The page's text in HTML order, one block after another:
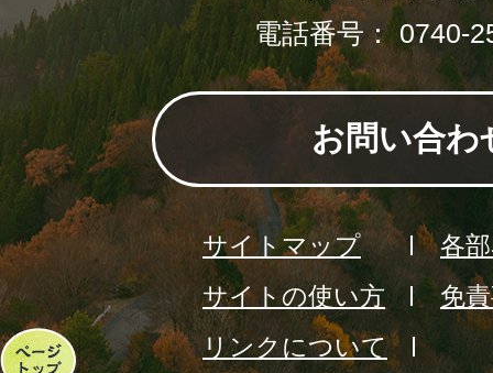
ペ
電話番号： 0740-
お問い合わ
サイトマップ
各
サイトの使い方
免
リンクについて